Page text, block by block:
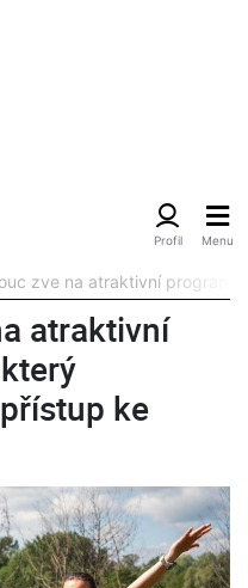
zve na atraktivní program
atraktivní
ke